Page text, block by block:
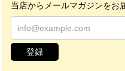
当店からメールマガジンをお
登録